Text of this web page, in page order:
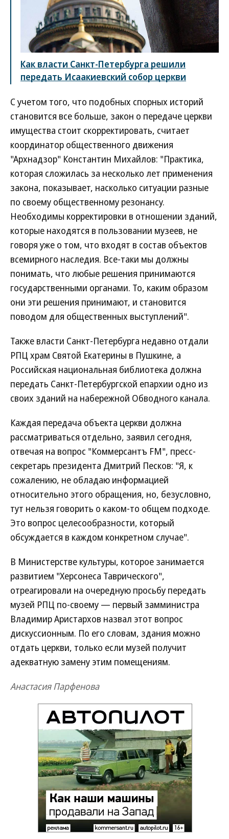
Как власти Санкт-Петербурга решили
передать Исаакиевский собор церкви
С учетом того, что подобных спорных историй
становится все больше, закон о передаче церкви
имущества стоит скорректировать, считает
координатор общественного движения
"Архнадзор" Константин Михайлов: "Практика,
которая сложилась за несколько лет применения
закона, показывает, насколько ситуации разные
по своему общественному резонансу.
Необходимы корректировки в отношении зданий,
которые находятся в пользовании музеев, не
говоря уже о том, что входят в состав объектов
всемирного наследия. Все-таки мы должны
понимать, что любые решения принимаются
государственными органами. То, каким образом
они эти решения принимают, и становится
поводом для общественных выступлений".
Также власти Санкт-Петербурга недавно отдали
РПЦ храм Святой Екатерины в Пушкине, а
Российская национальная библиотека должна
передать Санкт-Петербургской епархии одно из
своих зданий на набережной Обводного канала.
Каждая передача объекта церкви должна
рассматриваться отдельно, заявил сегодня,
отвечая на вопрос "Коммерсантъ FM", пресс-
секретарь президента Дмитрий Песков: "Я, к
сожалению, не обладаю информацией
относительно этого обращения, но, безусловно,
тут нельзя говорить о каком-то общем подходе.
Это вопрос целесообразности, который
обсуждается в каждом конкретном случае".
В Министерстве культуры, которое занимается
развитием "Херсонеса Таврического",
отреагировали на очередную просьбу передать
музей РПЦ по-своему — первый замминистра
Владимир Аристархов назвал этот вопрос
дискуссионным. По его словам, здания можно
отдать церкви, только если музей получит
адекватную замену этим помещениям.
Анастасия Парфенова